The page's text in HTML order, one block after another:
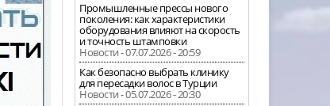
Промышленные прессы нового
поколения: как характеристики
оборудования влияют на скорость
и точность штамповки
Новости - 07.07.2026 - 20:59
Как безопасно выбрать клинику
для пересадки волос в Турции
Новости - 05.07.2026 - 20:30